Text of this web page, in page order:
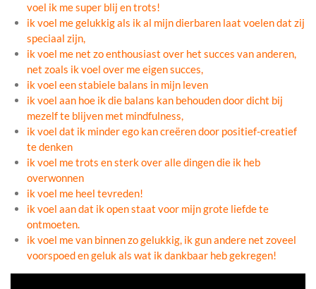
voel ik me super blij en trots!
ik voel me gelukkig als ik al mijn dierbaren laat voelen dat zij
speciaal zijn,
ik voel me net zo enthousiast over het succes van anderen,
net zoals ik voel over me eigen succes,
ik voel een stabiele balans in mijn leven
ik voel aan hoe ik die balans kan behouden door dicht bij
mezelf te blijven met mindfulness,
ik voel dat ik minder ego kan creëren door positief-creatief
te denken
ik voel me trots en sterk over alle dingen die ik heb
overwonnen
ik voel me heel tevreden!
ik voel aan dat ik open staat voor mijn grote liefde te
ontmoeten.
ik voel me van binnen zo gelukkig, ik gun andere net zoveel
voorspoed en geluk als wat ik dankbaar heb gekregen!